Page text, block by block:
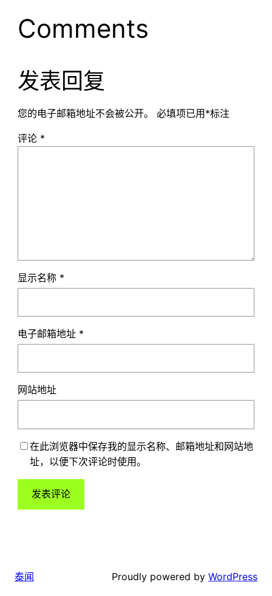
Comments
发表回复
您的电子邮箱地址不会被公开。 必填项已用 *标注
评论 *
显示名称 *
电子邮箱地址 *
网站地址
在此浏览器中保存我的显示名称、邮箱地址和网站地
址，以便下次评论时使用。
泰闻 Proudly powered by WordPress